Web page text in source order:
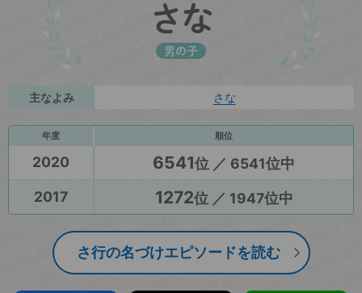
さな
男の子
主なよみ さな
年度 順位
2020 6541位 ／ 6541位中
2017
1272位 ／ 1947位中
さ行の名づけエピソードを読む